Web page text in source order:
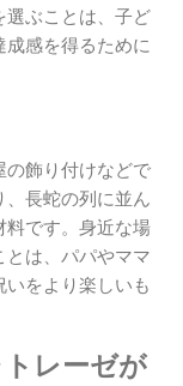
選ぶことは、子ど
成感を得るために
の飾り付けなどで
、長蛇の列に並ん
料です。身近な場
とは、パパやママ
をより楽しいも
レーゼが